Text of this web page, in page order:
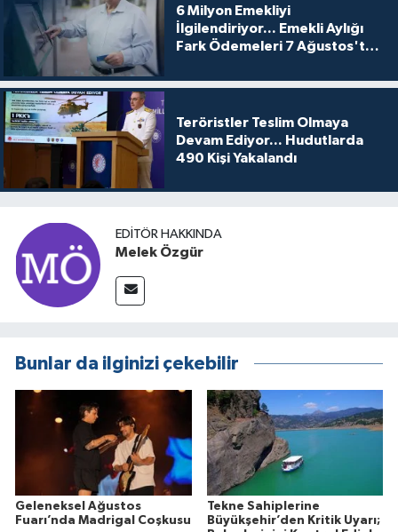
6 Milyon Emekliyi
İlgilendiriyor... Emekli Aylığı
Fark Ödemeleri 7 Ağustos'ta
Teröristler Teslim Olmaya
Devam Ediyor... Hudutlarda
490 Kişi Yakalandı
EDITÖR HAKKINDA
Melek Özgür
Bunlar da ilginizi çekebilir
Geleneksel Ağustos
Fuarı’nda Madrigal Coşkusu
Tekne Sahiplerine
Büyükşehir’den Kritik Uyarı;